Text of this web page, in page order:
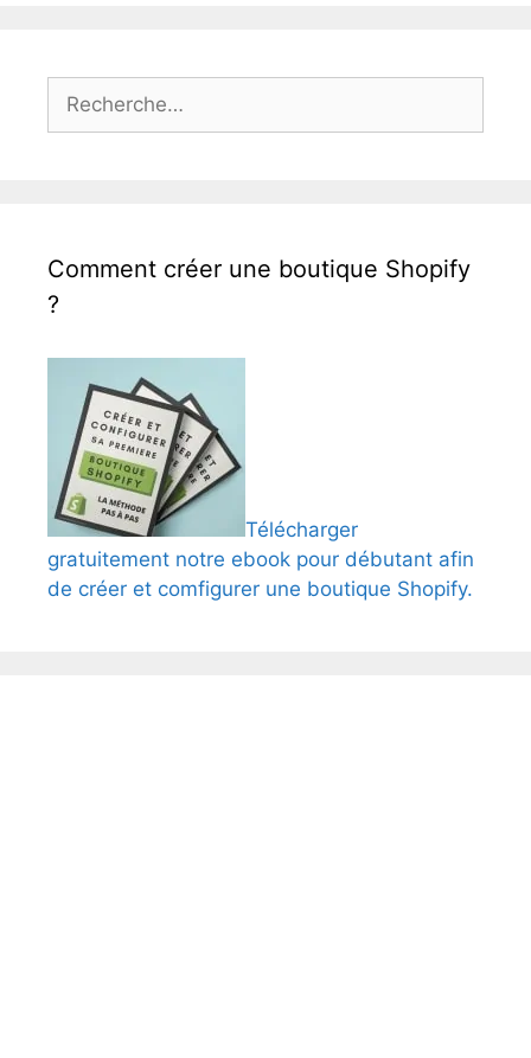
Comment créer une boutique Shopify
?
Télécharger
gratuitement notre ebook pour débutant afin
de créer et comfigurer une boutique Shopify.